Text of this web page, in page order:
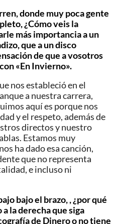
donde muy poca gente
¿Cómo veis la
más importancia a un
que a un disco
de que a vosotros
«En Invierno».
nos estableció en el
a nuestra carrera,
aquí es porque nos
y el respeto, además de
directos y nuestro
Estamos muy
ha dado esa canción,
que no representa
e incluso ni
bajo el brazo, , ¿por qué
la derecha que siga
de Dinero o no tiene